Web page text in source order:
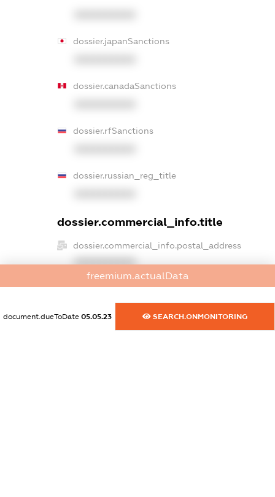
dossier.japanSanctions
dossier.canadaSanctions
dossier.rfSanctions
dossier.russian_reg_title
dossier.commercial_info.title
dossier.commercial_info.postal_address
dossier.commercial_info.phone
XXXXXXXXXX
dossier.commercial_info.fax
freemium.actualData
document.dueToDate 05.05.23 SEARCH.ONMONITORING